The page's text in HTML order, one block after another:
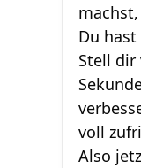
Du
Stell dir
voll
Also